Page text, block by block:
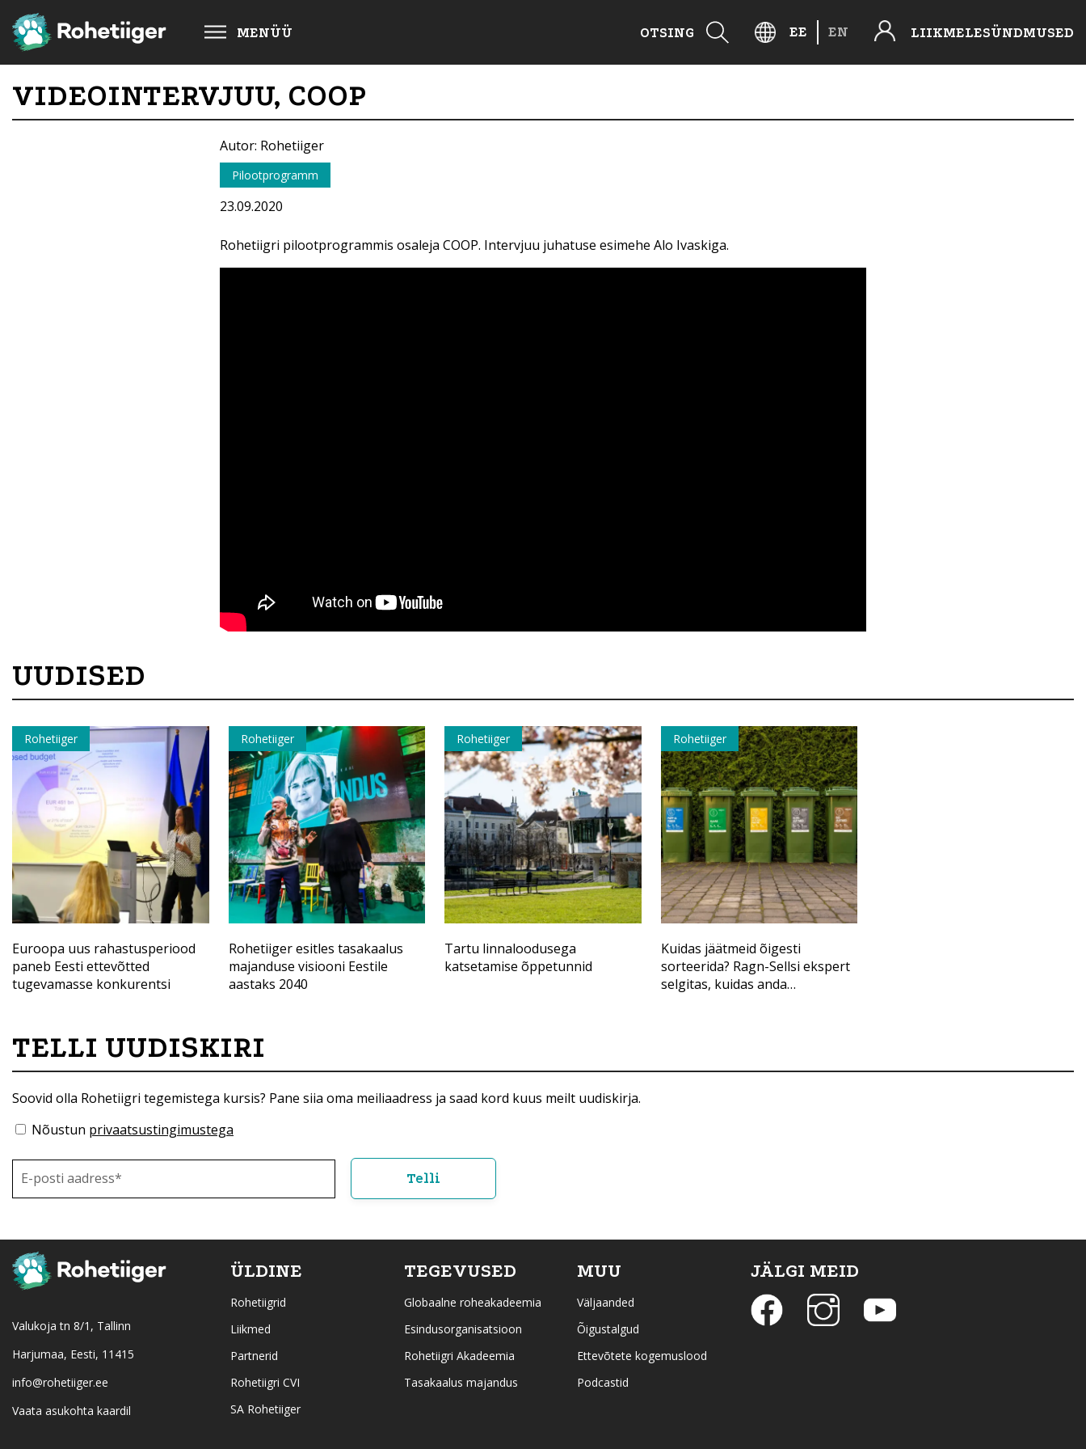
MENÜÜ OTSING EE EN LIIKMELESÜNDMUSED
VIDEOINTERVJUU, COOP
Autor: Rohetiiger
Pilootprogramm
23.09.2020
Rohetiigri pilootprogrammis osaleja COOP. Intervjuu juhatuse esimehe Alo Ivaskiga.
UUDISED
Rohetiiger
Euroopa uus rahastusperiood
paneb Eesti ettevõtted
tugevamasse konkurentsi
Rohetiiger
Rohetiiger esitles tasakaalus
majanduse visiooni Eestile
aastaks 2040
Rohetiiger
Tartu linnaloodusega
katsetamise õppetunnid
Rohetiiger
Kuidas jäätmeid õigesti
sorteerida? Ragn-Sellsi ekspert
selgitas, kuidas anda
TELLI UUDISKIRI
Soovid olla Rohetiigri tegemistega kursis? Pane siia oma meiliaadress ja saad kord kuus meilt uudiskirja.
Nõustun privaatsustingimustega
Valukoja tn 8/1, Tallinn
Harjumaa, Eesti, 11415
info@rohetiiger.ee
Vaata asukohta kaardil
ÜLDINE
Rohetiigrid
Liikmed
Partnerid
Rohetiigri CVI
SA Rohetiiger
TEGEVUSED
Globaalne roheakadeemia
Esindusorganisatsioon
Rohetiigri Akadeemia
Tasakaalus majandus
MUU
Väljaanded
Õigustalgud
Ettevõtete kogemuslood
Podcastid
JÄLGI MEID